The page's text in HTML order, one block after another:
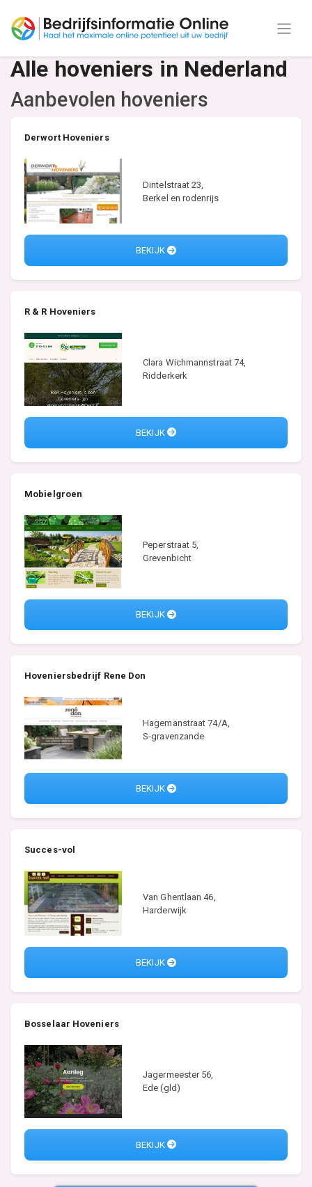
Alle hoveniers in Nederland
Aanbevolen hoveniers
Derwort Hoveniers
Dintelstraat 23,
Berkel en rodenrijs
BEKIJK
R & R Hoveniers
Clara Wichmannstraat 74,
Ridderkerk
BEKIJK
Mobielgroen
Peperstraat 5,
Grevenbicht
BEKIJK
Hoveniersbedrijf Rene Don
Hagemanstraat 74/A,
S-gravenzande
BEKIJK
Succes-vol
Van Ghentlaan 46,
Harderwijk
BEKIJK
Bosselaar Hoveniers
Jagermeester 56,
Ede (gld)
BEKIJK